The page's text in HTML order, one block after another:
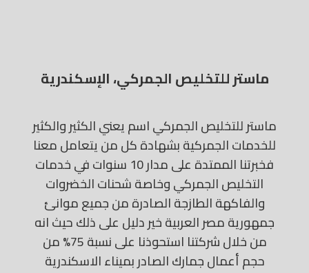
ماستر للتخليص الجمركي، الإسكندرية
ماستر للتخليص الجمركي اسم يعني الكثير والكثير
للخدمات الجمركية بشهادة كل من يتعامل معنا
فخبرتنا الممتدة على مدار 10 سنوات في خدمات
التخليص الجمركي وخاصة شحنات الخضروات
والفاكهة الطازجة الصادرة من جميع موانئ
جمهورية مصر العربية خير دليل على ذلك حيث انه
من خلال شركتنا استحوذنا على نسبة 75% من
حجم أعمال جمارك الصادر بميناء الاسكندرية